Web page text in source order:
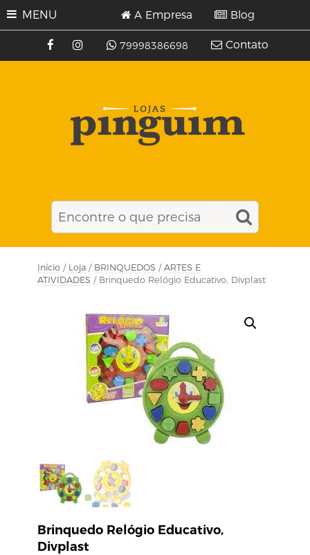
MENU
79998386698
A Empresa Blog
Contato
Início / Loja / BRINQUEDOS / ARTES E
ATIVIDADES / Brinquedo Relógio Educativo, Divplast
Brinquedo Relógio Educativo,
Divplast